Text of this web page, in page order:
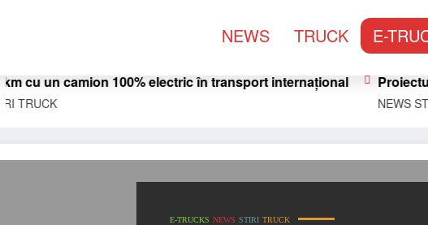
NEWS TRUCK E-
100% electric în transport internațional Proiectul Revoy
E-TRUCKS NEWS STIRI TRUCK